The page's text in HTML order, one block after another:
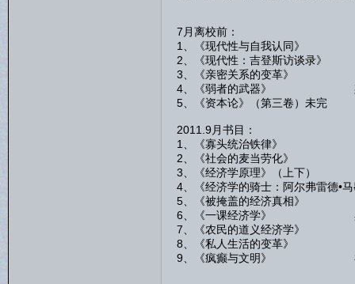
7月离校前：
1、《现代性与自我认同》
2、《现代性：吉登斯访谈录
3、《亲密关系的变革》
4、《弱者的武器》 斯
5、《资本论》（第三卷）未
2011.9月书目：
1、《寡头统治铁律》
2、《社会的麦当劳化》
3、《经济学原理》（上下
4、《经济学的骑士：阿尔弗雷德
5、《被掩盖的经济真相》
6、《一课经济学》 黑
7、《农民的道义经济学》
8、《私人生活的变革》
9、《疯癫与文明》